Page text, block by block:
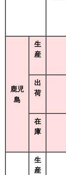
鹿児
島
生
産
出
荷
在
庫
生
産